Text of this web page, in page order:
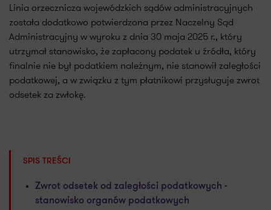
Linia orzecznicza wojewódzkich sądów administracyjnych
została dodatkowo potwierdzona przez Naczelny Sąd
Administracyjny w wyroku z dnia 30 maja 2025 r., który
utrzymał stanowisko, że zapłacony podatek u źródła, który
finalnie nie był podatkiem należnym, nie stanowił zaległości
podatkowej, a w związku z tym płatnikowi przysługuje zwrot
odsetek za zwłokę.
SPIS TREŚCI
Zwrot odsetek od zaległości podatkowych -
stanowisko organów podatkowych